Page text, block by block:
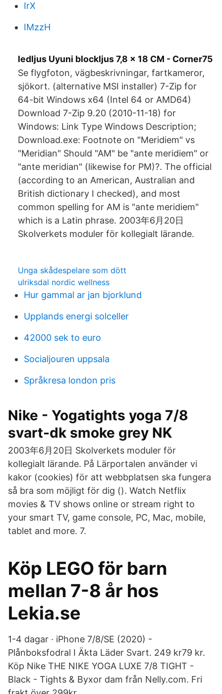
IrX
IMzzH
ledljus Uyuni blockljus 7,8 x 18 CM - Corner75
Se flygfoton, vägbeskrivningar, fartkameror,
sjökort. (alternative MSI installer) 7-Zip for
64-bit Windows x64 (Intel 64 or AMD64)
Download 7-Zip 9.20 (2010-11-18) for
Windows: Link Type Windows Description;
Download.exe: Footnote on "Meridiem" vs
"Meridian" Should "AM" be "ante meridiem" or
"ante meridian" (likewise for PM)?. The official
(according to an American, Australian and
British dictionary I checked), and most
common spelling for AM is "ante meridiem"
which is a Latin phrase. 2003年6月20日
Skolverkets moduler för kollegialt lärande.
Unga skådespelare som dött
ulriksdal nordic wellness
Hur gammal ar jan bjorklund
Upplands energi solceller
42000 sek to euro
Socialjouren uppsala
Språkresa london pris
Nike - Yogatights yoga 7/8
svart-dk smoke grey NK
2003年6月20日 Skolverkets moduler för
kollegialt lärande. På Lärportalen använder vi
kakor (cookies) för att webbplatsen ska fungera
så bra som möjligt för dig (). Watch Netflix
movies & TV shows online or stream right to
your smart TV, game console, PC, Mac, mobile,
tablet and more. 7.
Köp LEGO för barn
mellan 7-8 år hos
Lekia.se
1-4 dagar · iPhone 7/8/SE (2020) -
Plånboksfodral I Äkta Läder Svart. 249 kr79 kr.
Köp Nike THE NIKE YOGA LUXE 7/8 TIGHT -
Black - Tights & Byxor dam från Nelly.com. Fri